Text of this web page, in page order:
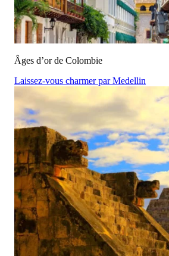
Âges d’or de Colombie
Laissez-vous charmer par Medellin